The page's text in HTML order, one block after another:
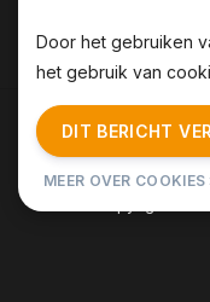
Algemene
Door het gebruiken
het gebruik van
DIT BERICHT
MEER OVER COOKIES